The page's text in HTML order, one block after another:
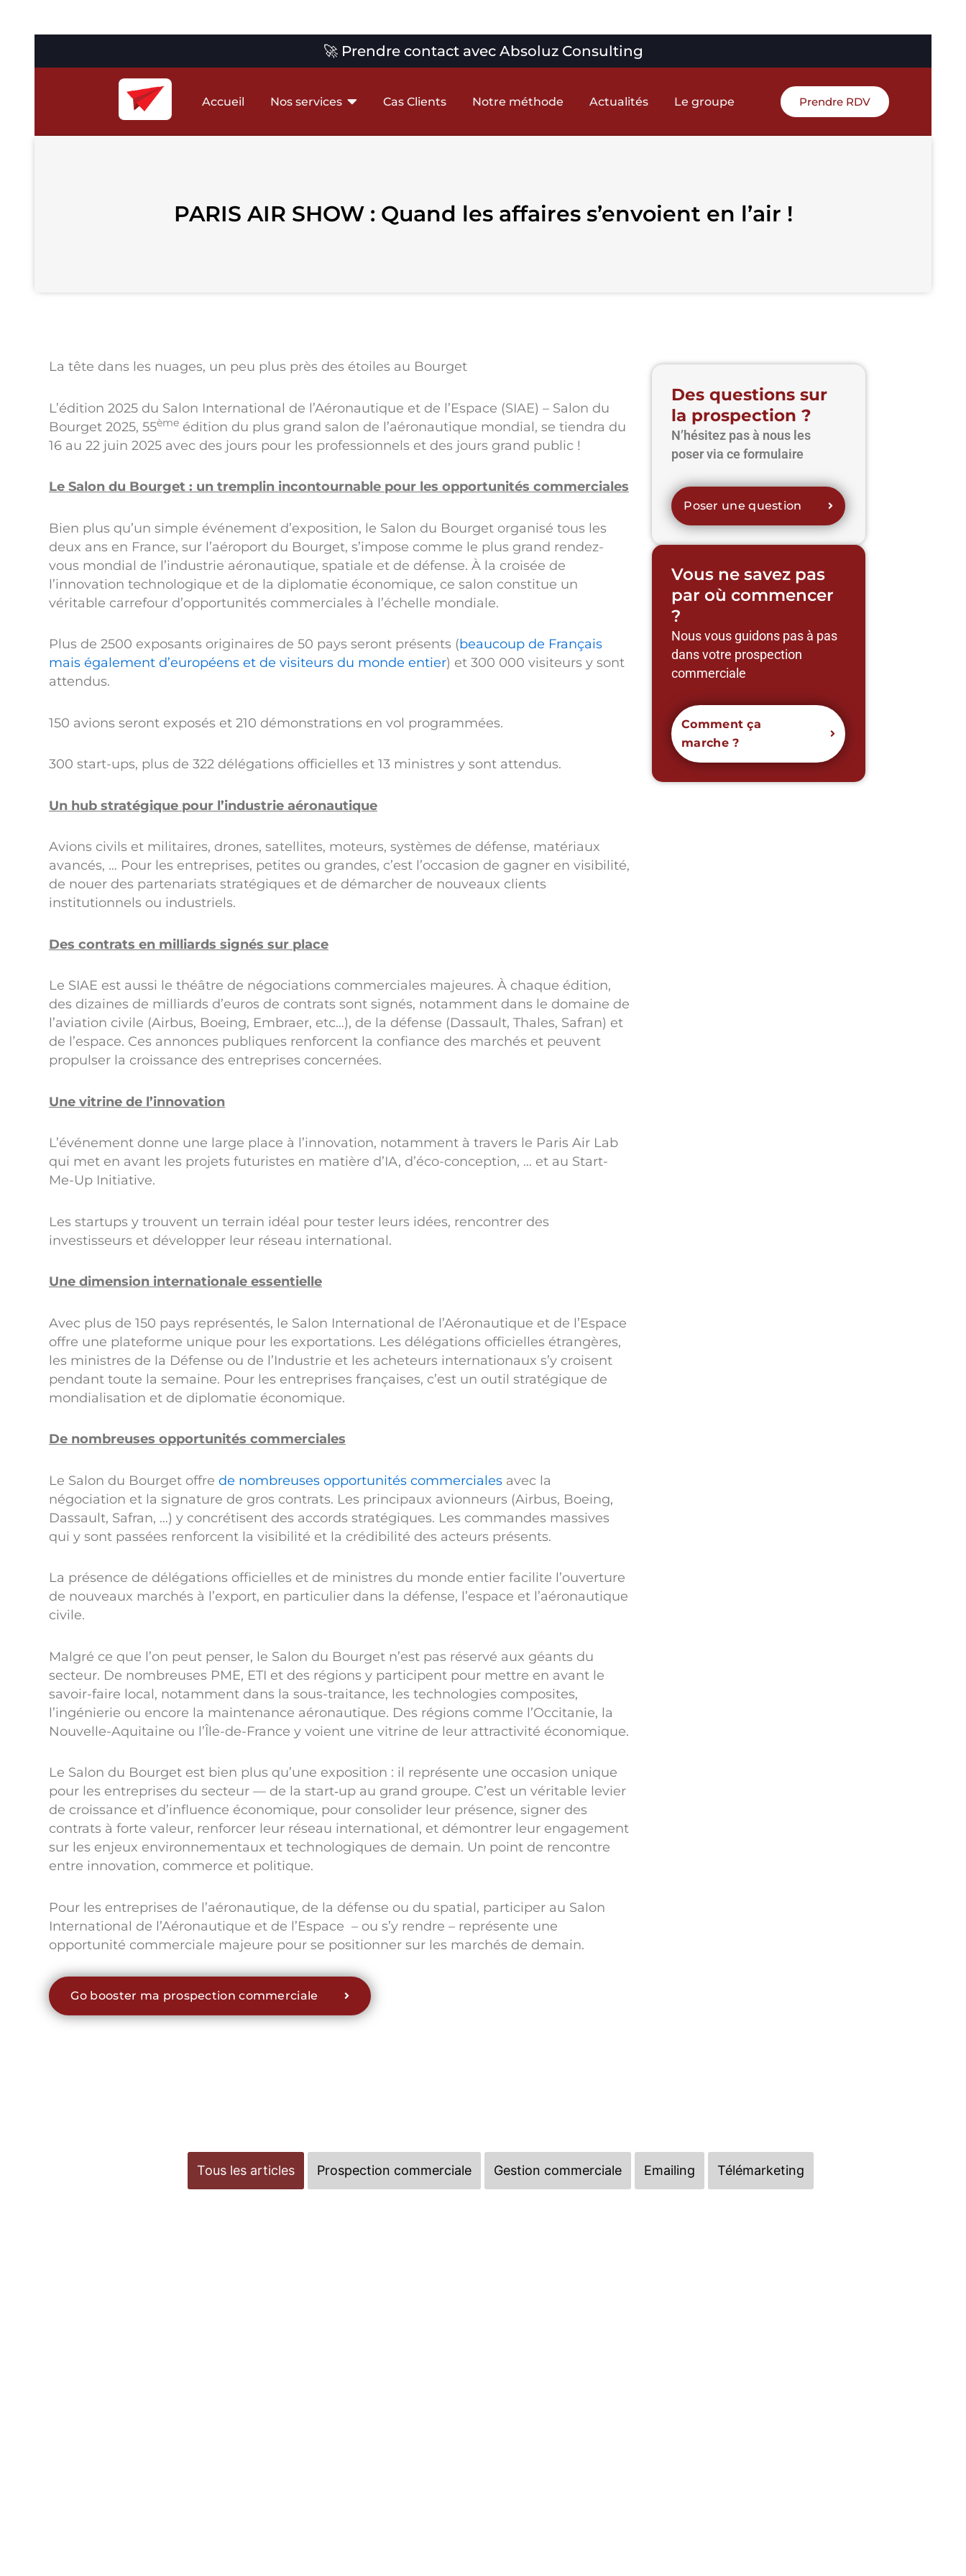
🚀 Prendre contact avec Absoluz Consulting
Accueil Nos services Cas Clients Notre méthode Actualités Le groupe Prendre RDV
PARIS AIR SHOW : Quand les affaires s’envoient en l’air !
La tête dans les nuages, un peu plus près des étoiles au Bourget
L’édition 2025 du Salon International de l’Aéronautique et de l’Espace (SIAE) – Salon du
Bourget 2025, 55ème édition du plus grand salon de l’aéronautique mondial, se tiendra du
16 au 22 juin 2025 avec des jours pour les professionnels et des jours grand public !
Le Salon du Bourget : un tremplin incontournable pour les opportunités commerciales
Bien plus qu’un simple événement d’exposition, le Salon du Bourget organisé tous les
deux ans en France, sur l’aéroport du Bourget, s’impose comme le plus grand rendez-
vous mondial de l’industrie aéronautique, spatiale et de défense. À la croisée de
l’innovation technologique et de la diplomatie économique, ce salon constitue un
véritable carrefour d’opportunités commerciales à l’échelle mondiale.
Plus de 2500 exposants originaires de 50 pays seront présents (beaucoup de Français
mais également d’européens et de visiteurs du monde entier) et 300 000 visiteurs y sont
attendus.
150 avions seront exposés et 210 démonstrations en vol programmées.
300 start-ups, plus de 322 délégations officielles et 13 ministres y sont attendus.
Un hub stratégique pour l’industrie aéronautique
Avions civils et militaires, drones, satellites, moteurs, systèmes de défense, matériaux
avancés, … Pour les entreprises, petites ou grandes, c’est l’occasion de gagner en visibilité,
de nouer des partenariats stratégiques et de démarcher de nouveaux clients
institutionnels ou industriels.
Des contrats en milliards signés sur place
Le SIAE est aussi le théâtre de négociations commerciales majeures. À chaque édition,
des dizaines de milliards d’euros de contrats sont signés, notamment dans le domaine de
l’aviation civile (Airbus, Boeing, Embraer, etc…), de la défense (Dassault, Thales, Safran) et
de l’espace. Ces annonces publiques renforcent la confiance des marchés et peuvent
propulser la croissance des entreprises concernées.
Une vitrine de l’innovation
L’événement donne une large place à l’innovation, notamment à travers le Paris Air Lab
qui met en avant les projets futuristes en matière d’IA, d’éco-conception, … et au Start-
Me-Up Initiative.
Les startups y trouvent un terrain idéal pour tester leurs idées, rencontrer des
investisseurs et développer leur réseau international.
Une dimension internationale essentielle
Avec plus de 150 pays représentés, le Salon International de l’Aéronautique et de l’Espace
offre une plateforme unique pour les exportations. Les délégations officielles étrangères,
les ministres de la Défense ou de l’Industrie et les acheteurs internationaux s’y croisent
pendant toute la semaine. Pour les entreprises françaises, c’est un outil stratégique de
mondialisation et de diplomatie économique.
De nombreuses opportunités commerciales
Le Salon du Bourget offre de nombreuses opportunités commerciales avec la
négociation et la signature de gros contrats. Les principaux avionneurs (Airbus, Boeing,
Dassault, Safran, …) y concrétisent des accords stratégiques. Les commandes massives
qui y sont passées renforcent la visibilité et la crédibilité des acteurs présents.
La présence de délégations officielles et de ministres du monde entier facilite l’ouverture
de nouveaux marchés à l’export, en particulier dans la défense, l’espace et l’aéronautique
civile.
Malgré ce que l’on peut penser, le Salon du Bourget n’est pas réservé aux géants du
secteur. De nombreuses PME, ETI et des régions y participent pour mettre en avant le
savoir-faire local, notamment dans la sous-traitance, les technologies composites,
l’ingénierie ou encore la maintenance aéronautique. Des régions comme l’Occitanie, la
Nouvelle-Aquitaine ou l’Île-de-France y voient une vitrine de leur attractivité économique.
Le Salon du Bourget est bien plus qu’une exposition : il représente une occasion unique
pour les entreprises du secteur — de la start‑up au grand groupe. C’est un véritable levier
de croissance et d’influence économique, pour consolider leur présence, signer des
contrats à forte valeur, renforcer leur réseau international, et démontrer leur engagement
sur les enjeux environnementaux et technologiques de demain. Un point de rencontre
entre innovation, commerce et politique.
Pour les entreprises de l’aéronautique, de la défense ou du spatial, participer au Salon
International de l’Aéronautique et de l’Espace – ou s’y rendre – représente une
opportunité commerciale majeure pour se positionner sur les marchés de demain.
Go booster ma prospection commerciale
Des questions sur
la prospection ?
N’hésitez pas à nous les
poser via ce formulaire
Poser une question
Vous ne savez pas
par où commencer
?
Nous vous guidons pas à pas
dans votre prospection
commerciale
Comment ça
marche ?
Tous les articles Prospection commerciale Gestion commerciale Emailing Télémarketing